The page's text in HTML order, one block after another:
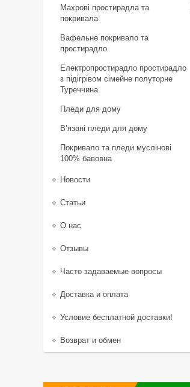
Махрові простирадла та
покривала
Вафельне покривало та
простирадло
Електропростирадло простирадло
з підігрівом сімейне полуторне
Туреччина
Пледи для дому
В’язані пледи для дому
Покривало та пледи муслінові
100% бавовна
Новости
Статьи
О нас
Отзывы
Часто задаваемые вопросы
Доставка и оплата
Условие бесплатной доставки!
Возврат и обмен